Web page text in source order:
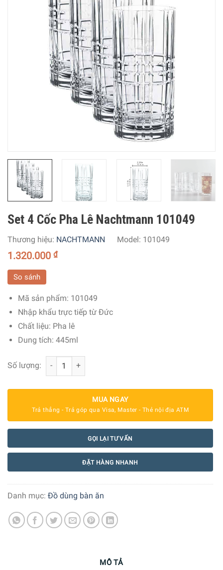
Set 4 Cốc Pha Lê Nachtmann 101049
Thương hiệu: NACHTMANN Model: 101049
1.320.000 ₫
So sánh
Mã sản phẩm: 101049
Nhập khẩu trực tiếp từ Đức
Chất liệu: Pha lê
Dung tích: 445ml
Số lượng: Set 4 Cốc Pha Lê Nachtmann 101049 số lượng
MUA NGAY
Trả thẳng - Trả góp qua Visa, Master - Thẻ nội địa ATM
GỌI LẠI TƯ VẤN
ĐẶT HÀNG NHANH
Danh mục: Đồ dùng bàn ăn
MÔ TẢ